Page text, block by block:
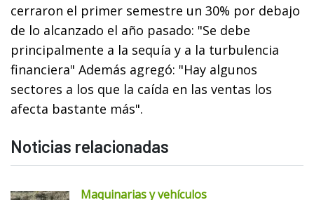
cerraron el primer semestre un 30% por debajo
de lo alcanzado el año pasado: "Se debe
principalmente a la sequía y a la turbulencia
financiera" Además agregó: "Hay algunos
sectores a los que la caída en las ventas los
afecta bastante más".
Noticias relacionadas
Maquinarias y vehículos